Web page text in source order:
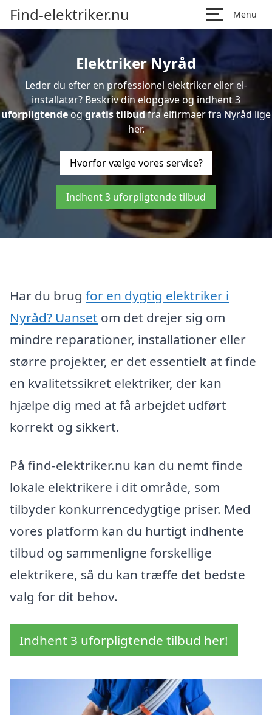
Find-elektriker.nu Menu
Elektriker Nyråd
Leder du efter en professionel elektriker eller el-
installatør? Beskriv din elopgave og indhent 3
uforpligtendeoggratis tilbudfra elfirmaer fra Nyråd lige
her.
Hvorfor vælge vores service?
Indhent 3 uforpligtende tilbud
Har du brug for en dygtig elektriker i
Nyråd? Uanset om det drejer sig om
mindre reparationer, installationer eller
større projekter, er det essentielt at finde
en kvalitetssikret elektriker, der kan
hjælpe dig med at få arbejdet udført
korrekt og sikkert.
På find-elektriker.nu kan du nemt finde
lokale elektrikere i dit område, som
tilbyder konkurrencedygtige priser. Med
vores platform kan du hurtigt indhente
tilbud og sammenligne forskellige
elektrikere, så du kan træffe det bedste
valg for dit behov.
Indhent 3 uforpligtende tilbud her!